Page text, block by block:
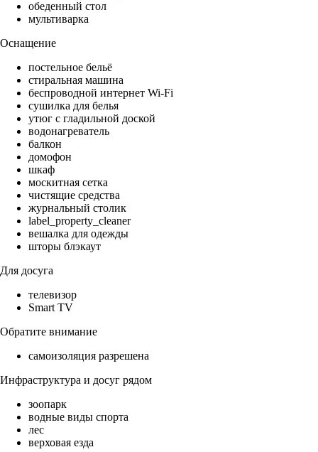
обеденный стол
мультиварка
Оснащение
постельное бельё
стиральная машина
беспроводной интернет Wi-Fi
сушилка для белья
утюг с гладильной доской
водонагреватель
балкон
домофон
шкаф
москитная сетка
чистящие средства
журнальный столик
label_property_cleaner
вешалка для одежды
шторы блэкаут
Для досуга
телевизор
Smart TV
Обратите внимание
самоизоляция разрешена
Инфраструктура и досуг рядом
зоопарк
водные виды спорта
лес
верховая езда